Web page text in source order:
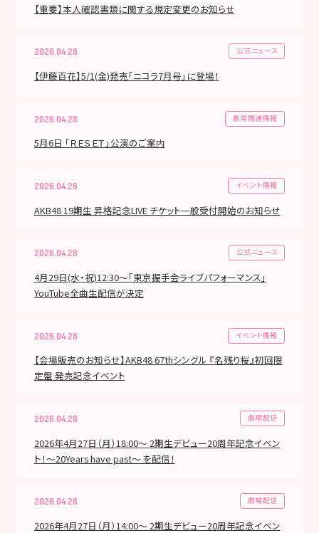
【重要】本人確認書類に関する規定変更のお知らせ
2026.04.28 公式ニュース
【伊藤百花】5/1(金)発売「ニコラ7月号」に登場！
2026.04.28 劇場関連情報
5月6日 「ＲＥＳＥＴ」公演のご案内
2026.04.28 イベント情報
AKB48 19期生 昇格記念LIVE チケット一般受付開始のお知らせ
2026.04.28 公式ニュース
4月29日(水・祝)12:30〜「東京握手会ライブパフォーマンス」
YouTube全曲生配信が決定
2026.04.28 イベント情報
【会場販売のお知らせ】AKB48 67thシングル 『名残り桜』初回限
定盤 発売記念イベント
2026.04.28 劇場配信
2026年4月27日（月）18:00～ 2期生デビュー20周年記念イベン
ト！～20Years have past～ を配信！
2026.04.28 劇場配信
2026年4月27日（月）14:00～ 2期生デビュー20周年記念イベン